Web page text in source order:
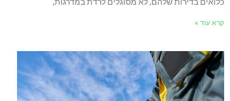
כלואים בדירות שלהם, לא מסוגלים לרדת במדרגות,
קרא עוד »